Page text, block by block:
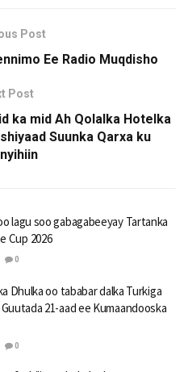
Post
Ee Radio Muqdisho
Post
ka mid Ah Qolalka Hotelka
Suunka Qarxa ku
lagu soo gabagabeeyay Tartanka
Cup 2026
0
Dhulka oo tababar dalka Turkiga
21-aad ee Kumaandooska
0